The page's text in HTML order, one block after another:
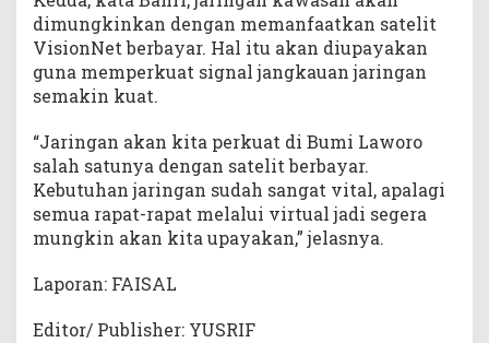
dimungkinkan dengan memanfaatkan satelit
VisionNet berbayar. Hal itu akan diupayakan
guna memperkuat signal jangkauan jaringan
semakin kuat.
“Jaringan akan kita perkuat di Bumi Laworo
salah satunya dengan satelit berbayar.
Kebutuhan jaringan sudah sangat vital, apalagi
semua rapat-rapat melalui virtual jadi segera
mungkin akan kita upayakan,” jelasnya.
Laporan: FAISAL
Editor/ Publisher: YUSRIF